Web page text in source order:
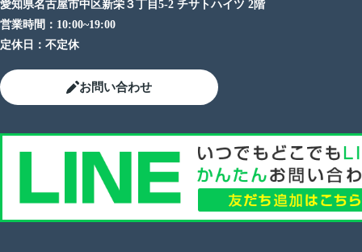
愛知県名古屋市中区新栄３丁目5-2 チサトハイツ 2階
営業時間： 10:00~19:00
定休日： 不定休
お問い合わせ